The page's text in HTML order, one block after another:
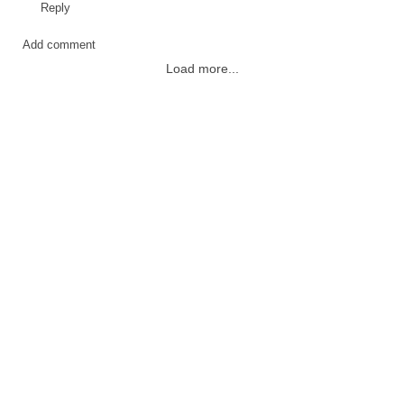
Reply
Add comment
Load more...